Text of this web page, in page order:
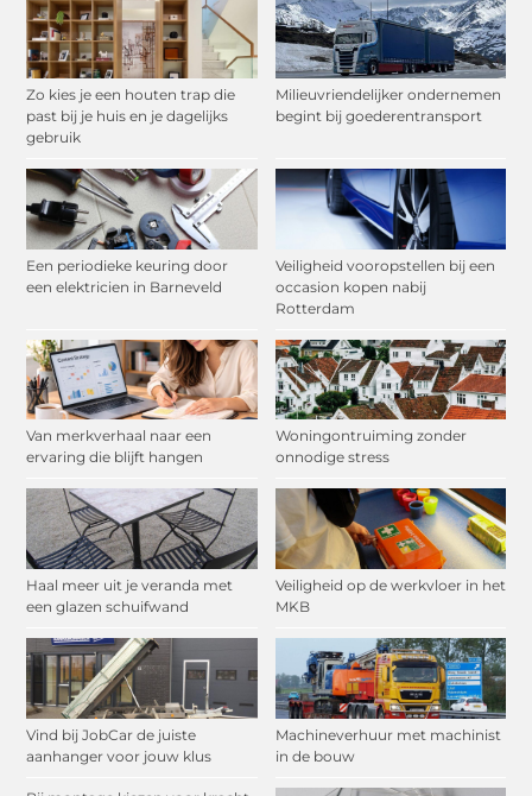
Zo kies je een houten trap die
past bij je huis en je dagelijks
gebruik
Milieuvriendelijker ondernemen
begint bij goederentransport
Een periodieke keuring door
een elektricien in Barneveld
Veiligheid vooropstellen bij een
occasion kopen nabij
Rotterdam
Van merkverhaal naar een
ervaring die blijft hangen
Woningontruiming zonder
onnodige stress
Haal meer uit je veranda met
een glazen schuifwand
Veiligheid op de werkvloer in het
MKB
Vind bij JobCar de juiste
aanhanger voor jouw klus
Machineverhuur met machinist
in de bouw